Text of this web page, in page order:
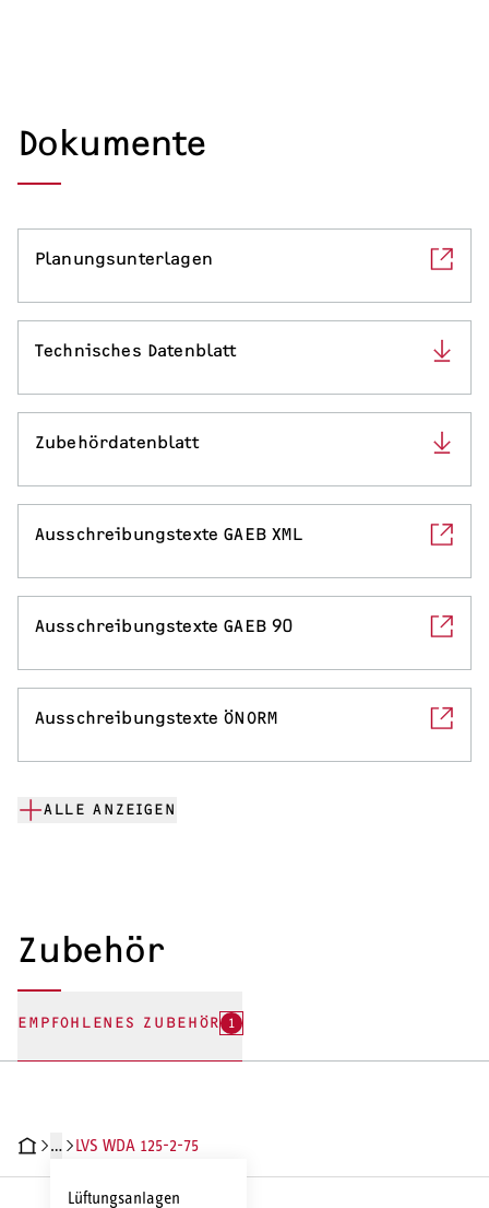
Lüftungsanlagen
SERVICE
Serviceleistungen
Dokumente
Planungsunterlagen
Technisches Datenblatt
Zubehördatenblatt
Ausschreibungstexte GAEB XML
Ausschreibungstexte GAEB 90
Ausschreibungstexte ÖNORM
ALLE ANZEIGEN
Zubehör
EMPFOHLENES ZUBEHÖR 1
DATEN DOKUMENTE
…
Lüftungsanlagen
LVS WDA 125-2-75